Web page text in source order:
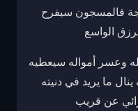
فالمسجون سيفرح
الواسع
وعسر أمواله سيعطيه
ما يريد في دنيته
عن قريب